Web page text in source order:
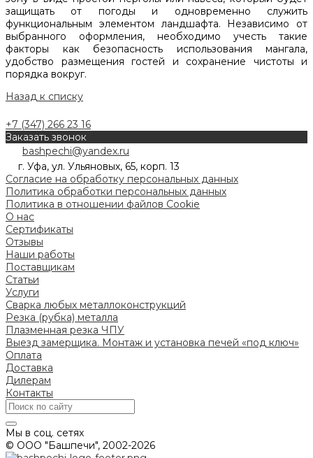
защищать от погоды и одновременно служить
функциональным элементом ландшафта. Независимо от
выбранного оформления, необходимо учесть такие
факторы как безопасность использования мангала,
удобство размещения гостей и сохранение чистоты и
порядка вокруг.
Назад к списку
+7 (347) 266 23 16
Заказать звонок
bashpechi@yandex.ru
г. Уфа, ул. Ульяновых, 65, корп. 13
Согласие на обработку персональных данных
Политика обработки персональных данных
Политика в отношении файлов Cookie
О нас
Сертификаты
Отзывы
Наши работы
Поставщикам
Статьи
Услуги
Сварка любых металлоконструкций
Резка (рубка) металла
Плазменная резка ЧПУ
Выезд замерщика. Монтаж и установка печей «под ключ»
Оплата
Доставка
Дилерам
Контакты
Мы в соц. сетях
© ООО "Башпечи", 2002-2026